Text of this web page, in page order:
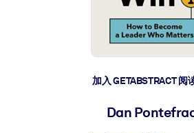
让团队更轻松地共同学习、解决实际问
培养您的员工应对未来挑战所需的技能。
加入 GETABSTRACT 阅
Dan